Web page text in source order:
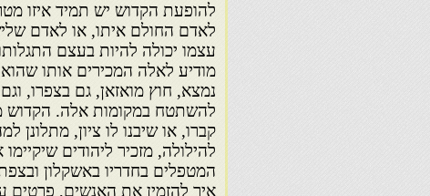
להופעת הקדוש יש תמיד איזו
לאדם החולם איתו, או לאדם
עצמו יכולה להיות בעצם
מודיע לאלה המכירים אותו
נמצא, חוץ מואזאן, גם בצפרו,
להשתטח במקומות אלה. הקדוש
קברו, או שיבנו לו ציון,
להילולה, מזכיר ליהודים
המטפלים בחדריו באשקלון
איך להזמין את האנשים,